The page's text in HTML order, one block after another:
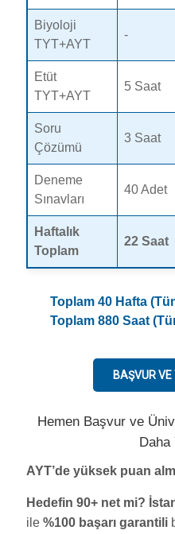
Biyoloji
TYT+AYT
-
Etüt
TYT+AYT
5 Saat
Soru
Çözümü
3 Saat
Deneme
Sınavları
40 Adet
Haftalık
Toplam
22 Saat
Toplam 40 Hafta
Toplam 880 Saat
BAŞVUR
Hemen Başvur ve
Daha
AYT’de yüksek puan
Hedefin 90+ net mi?
ile %100 başarı garantili